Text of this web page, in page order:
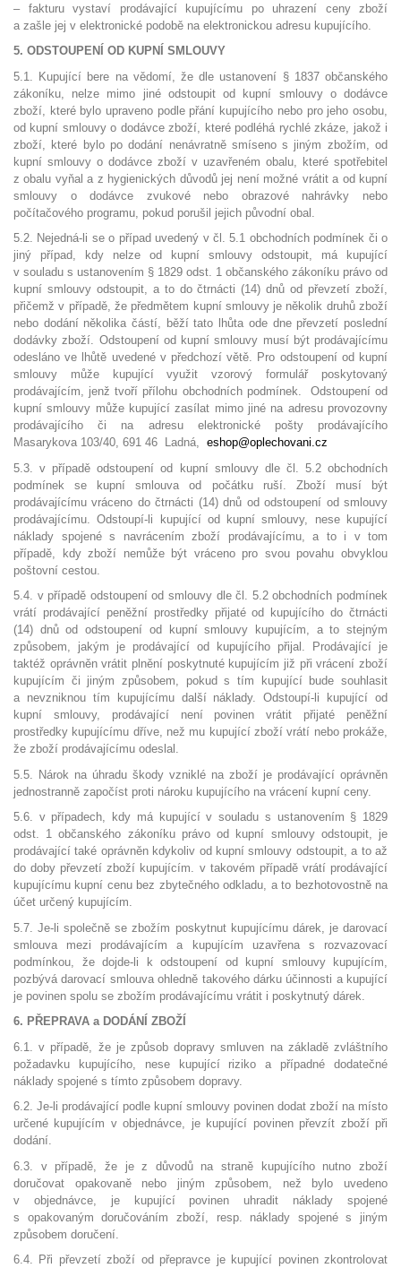
– fakturu vystaví prodávající kupujícímu po uhrazení ceny zboží
a zašle jej v elektronické podobě na elektronickou adresu kupujícího.
5. ODSTOUPENÍ OD KUPNÍ SMLOUVY
5.1. Kupující bere na vědomí, že dle ustanovení § 1837 občanského
zákoníku, nelze mimo jiné odstoupit od kupní smlouvy o dodávce
zboží, které bylo upraveno podle přání kupujícího nebo pro jeho osobu,
od kupní smlouvy o dodávce zboží, které podléhá rychlé zkáze, jakož i
zboží, které bylo po dodání nenávratně smíseno s jiným zbožím, od
kupní smlouvy o dodávce zboží v uzavřeném obalu, které spotřebitel
z obalu vyňal a z hygienických důvodů jej není možné vrátit a od kupní
smlouvy o dodávce zvukové nebo obrazové nahrávky nebo
počítačového programu, pokud porušil jejich původní obal.
5.2. Nejedná-li se o případ uvedený v čl. 5.1 obchodních podmínek či o
jiný případ, kdy nelze od kupní smlouvy odstoupit, má kupující
v souladu s ustanovením § 1829 odst. 1 občanského zákoníku právo od
kupní smlouvy odstoupit, a to do čtrnácti (14) dnů od převzetí zboží,
přičemž v případě, že předmětem kupní smlouvy je několik druhů zboží
nebo dodání několika částí, běží tato lhůta ode dne převzetí poslední
dodávky zboží. Odstoupení od kupní smlouvy musí být prodávajícímu
odesláno ve lhůtě uvedené v předchozí větě. Pro odstoupení od kupní
smlouvy může kupující využit vzorový formulář poskytovaný
prodávajícím, jenž tvoří přílohu obchodních podmínek. Odstoupení od
kupní smlouvy může kupující zasílat mimo jiné na adresu provozovny
prodávajícího či na adresu elektronické pošty prodávajícího
Masarykova 103/40, 691 46 Ladná, eshop@oplechovani.cz
5.3. v případě odstoupení od kupní smlouvy dle čl. 5.2 obchodních
podmínek se kupní smlouva od počátku ruší. Zboží musí být
prodávajícímu vráceno do čtrnácti (14) dnů od odstoupení od smlouvy
prodávajícímu. Odstoupí-li kupující od kupní smlouvy, nese kupující
náklady spojené s navrácením zboží prodávajícímu, a to i v tom
případě, kdy zboží nemůže být vráceno pro svou povahu obvyklou
poštovní cestou.
5.4. v případě odstoupení od smlouvy dle čl. 5.2 obchodních podmínek
vrátí prodávající peněžní prostředky přijaté od kupujícího do čtrnácti
(14) dnů od odstoupení od kupní smlouvy kupujícím, a to stejným
způsobem, jakým je prodávající od kupujícího přijal. Prodávající je
taktéž oprávněn vrátit plnění poskytnuté kupujícím již při vrácení zboží
kupujícím či jiným způsobem, pokud s tím kupující bude souhlasit
a nevzniknou tím kupujícímu další náklady. Odstoupí-li kupující od
kupní smlouvy, prodávající není povinen vrátit přijaté peněžní
prostředky kupujícímu dříve, než mu kupující zboží vrátí nebo prokáže,
že zboží prodávajícímu odeslal.
5.5. Nárok na úhradu škody vzniklé na zboží je prodávající oprávněn
jednostranně započíst proti nároku kupujícího na vrácení kupní ceny.
5.6. v případech, kdy má kupující v souladu s ustanovením § 1829
odst. 1 občanského zákoníku právo od kupní smlouvy odstoupit, je
prodávající také oprávněn kdykoliv od kupní smlouvy odstoupit, a to až
do doby převzetí zboží kupujícím. v takovém případě vrátí prodávající
kupujícímu kupní cenu bez zbytečného odkladu, a to bezhotovostně na
účet určený kupujícím.
5.7. Je-li společně se zbožím poskytnut kupujícímu dárek, je darovací
smlouva mezi prodávajícím a kupujícím uzavřena s rozvazovací
podmínkou, že dojde-li k odstoupení od kupní smlouvy kupujícím,
pozbývá darovací smlouva ohledně takového dárku účinnosti a kupující
je povinen spolu se zbožím prodávajícímu vrátit i poskytnutý dárek.
6. PŘEPRAVA a DODÁNÍ ZBOŽÍ
6.1. v případě, že je způsob dopravy smluven na základě zvláštního
požadavku kupujícího, nese kupující riziko a případné dodatečné
náklady spojené s tímto způsobem dopravy.
6.2. Je-li prodávající podle kupní smlouvy povinen dodat zboží na místo
určené kupujícím v objednávce, je kupující povinen převzít zboží při
dodání.
6.3. v případě, že je z důvodů na straně kupujícího nutno zboží
doručovat opakovaně nebo jiným způsobem, než bylo uvedeno
v objednávce, je kupující povinen uhradit náklady spojené
s opakovaným doručováním zboží, resp. náklady spojené s jiným
způsobem doručení.
6.4. Při převzetí zboží od přepravce je kupující povinen zkontrolovat